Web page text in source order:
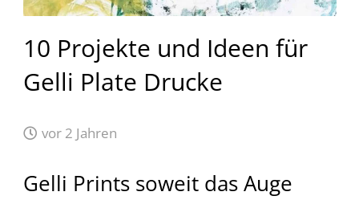
10 Projekte und Ideen für
Gelli Plate Drucke
vor 2 Jahren
Gelli Prints soweit das Auge